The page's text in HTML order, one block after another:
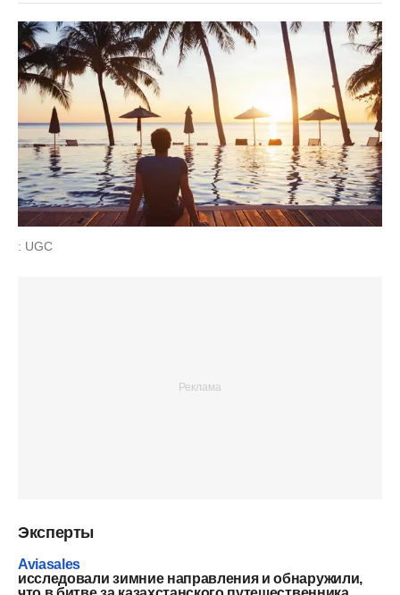
: UGC
Эксперты
Aviasales
исследовали зимние направления и обнаружили,